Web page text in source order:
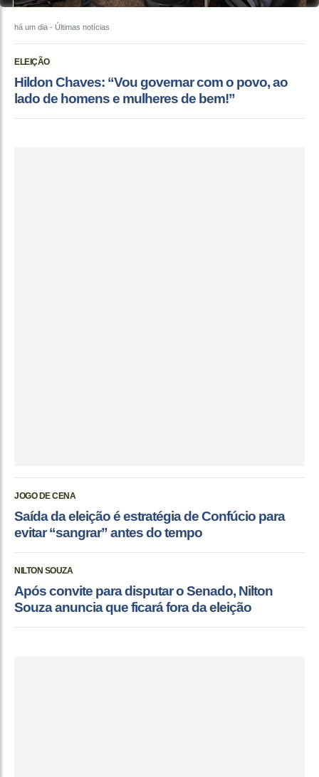
há um dia - Últimas notícias
ELEIÇÃO
Hildon Chaves: “Vou governar com o povo, ao
lado de homens e mulheres de bem!”
JOGO DE CENA
Saída da eleição é estratégia de Confúcio para
evitar “sangrar” antes do tempo
NILTON SOUZA
Após convite para disputar o Senado, Nilton
Souza anuncia que ficará fora da eleição